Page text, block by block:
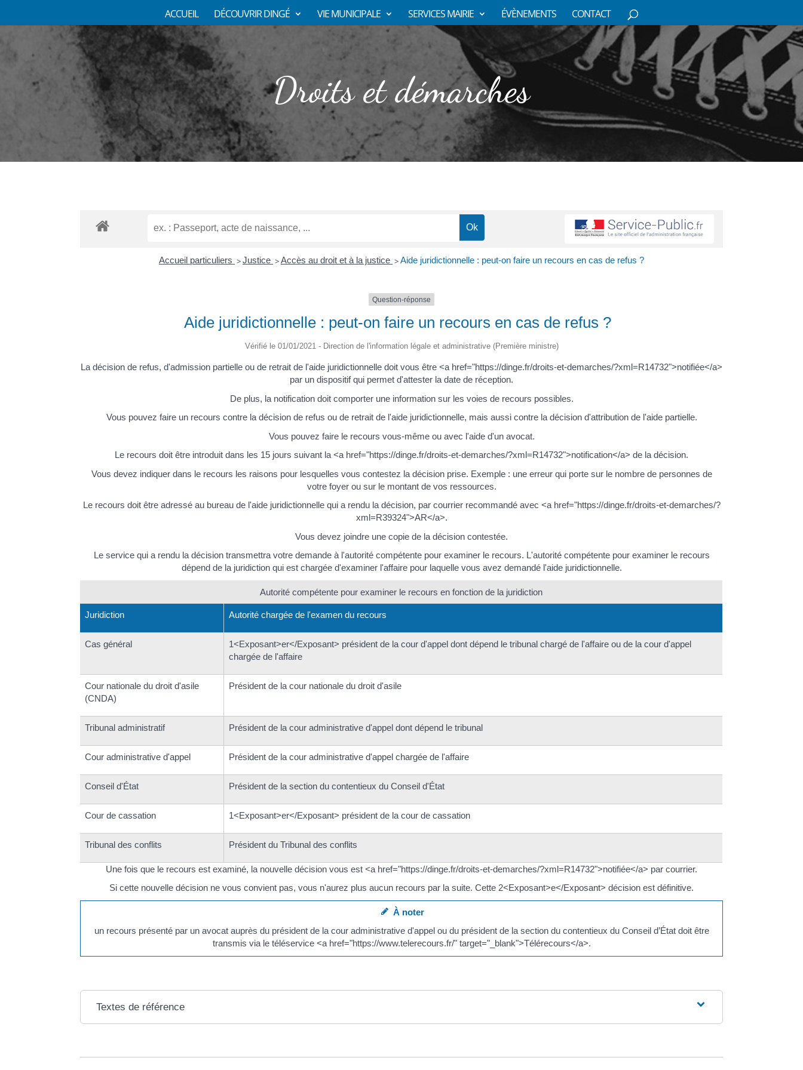
ACCUEIL DÉCOUVRIR DINGÉ VIE MUNICIPALE SERVICES MAIRIE ÉVÈNEMENTS CONTACT
Droits et démarches
Accueil particuliers > Justice > Accès au droit et à la justice > Aide juridictionnelle : peut-on faire un recours en cas de refus ?
Question-réponse
Aide juridictionnelle : peut-on faire un recours en cas de refus ?
Vérifié le 01/01/2021 - Direction de l'information légale et administrative (Première ministre)
La décision de refus, d'admission partielle ou de retrait de l'aide juridictionnelle doit vous être <a href="https://dinge.fr/droits-et-demarches/?xml=R14732">notifiée</a>
par un dispositif qui permet d'attester la date de réception.
De plus, la notification doit comporter une information sur les voies de recours possibles.
Vous pouvez faire un recours contre la décision de refus ou de retrait de l'aide juridictionnelle, mais aussi contre la décision d'attribution de l'aide partielle.
Vous pouvez faire le recours vous-même ou avec l'aide d'un avocat.
Le recours doit être introduit dans les 15 jours suivant la <a href="https://dinge.fr/droits-et-demarches/?xml=R14732">notification</a> de la décision.
Vous devez indiquer dans le recours les raisons pour lesquelles vous contestez la décision prise. Exemple : une erreur qui porte sur le nombre de personnes de
votre foyer ou sur le montant de vos ressources.
Le recours doit être adressé au bureau de l'aide juridictionnelle qui a rendu la décision, par courrier recommandé avec <a href="https://dinge.fr/droits-et-demarches/?
xml=R39324">AR</a>.
Vous devez joindre une copie de la décision contestée.
Le service qui a rendu la décision transmettra votre demande à l'autorité compétente pour examiner le recours. L'autorité compétente pour examiner le recours
dépend de la juridiction qui est chargée d'examiner l'affaire pour laquelle vous avez demandé l'aide juridictionnelle.
Autorité compétente pour examiner le recours en fonction de la juridiction
Juridiction Autorité chargée de l'examen du recours
Cas général
1<Exposant>er</Exposant> président de la cour d'appel dont dépend le tribunal chargé de l'affaire ou de la cour d'appel
chargée de l'affaire
Cour nationale du droit d'asile
(CNDA)
Président de la cour nationale du droit d'asile
Tribunal administratif Président de la cour administrative d'appel dont dépend le tribunal
Cour administrative d'appel Président de la cour administrative d'appel chargée de l'affaire
Conseil d'État Président de la section du contentieux du Conseil d'État
Cour de cassation 1<Exposant>er</Exposant> président de la cour de cassation
Tribunal des conflits Président du Tribunal des conflits
Une fois que le recours est examiné, la nouvelle décision vous est <a href="https://dinge.fr/droits-et-demarches/?xml=R14732">notifiée</a> par courrier.
Si cette nouvelle décision ne vous convient pas, vous n'aurez plus aucun recours par la suite. Cette 2<Exposant>e</Exposant> décision est définitive.
À noter
un recours présenté par un avocat auprès du président de la cour administrative d'appel ou du président de la section du contentieux du Conseil d’État doit être
transmis via le téléservice <a href="https://www.telerecours.fr/" target="_blank">Télérecours</a>.
Textes de référence